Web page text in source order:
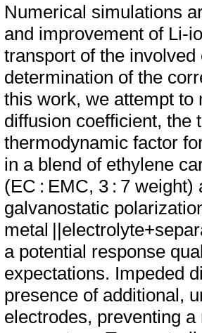
Numerical simulations
and improvement of Li-
transport of the
determination of the
this work, we attempt to
diffusion coefficient, the
thermodynamic factor
in a blend of ethylene
(EC : EMC, 3 : 7 weight)
galvanostatic
metal
a potential response
expectations. Impeded
presence of additional,
electrodes, preventing